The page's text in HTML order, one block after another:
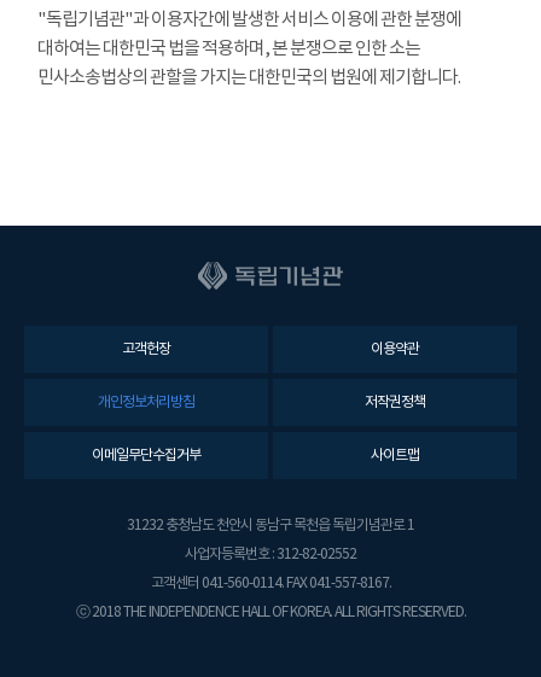
"독립기념관"과 이용자간에 발생한 서비스 이용에 관한 분쟁에
대하여는 대한민국 법을 적용하며, 본 분쟁으로 인한 소는
민사소송법상의 관할을 가지는 대한민국의 법원에 제기합니다.
고객헌장 이용약관
개인정보처리방침 저작권정책
이메일무단수집거부 사이트맵
31232 충청남도 천안시 동남구 목천읍 독립기념관로 1
사업자등록번호 : 312-82-02552
고객센터 041-560-0114. FAX 041-557-8167.
ⓒ 2018 THE INDEPENDENCE HALL OF KOREA. ALL RIGHTS RESERVED.